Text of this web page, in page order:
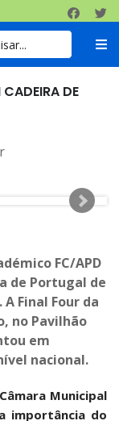
DE
FC/APD
de Portugal de
Final Four da
no Pavilhão
em
nacional.
Municipal
importância do